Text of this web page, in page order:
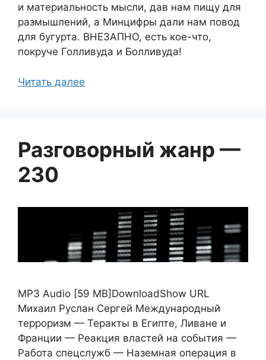
и материальность мысли, дав нам пищу для
размышлений, а Минцифры дали нам повод
для бугурта. ВНЕЗАПНО, есть кое-что,
покруче Голливуда и Болливуда!
Читать далее
Разговорный жанр —
230
MP3 Audio [59 MB]DownloadShow URL
Михаил Руслан Сергей Международный
терроризм — Теракты в Египте, Ливане и
Франции — Реакция властей на события —
Работа спецслужб — Наземная операция в